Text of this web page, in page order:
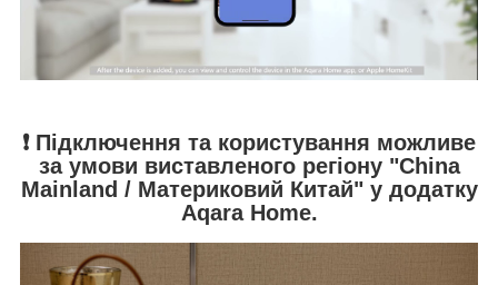
❗️ Підключення та користування можливе
за умови виставленого регіону "China
Mainland / Материковий Китай" у додатку
Aqara Home.